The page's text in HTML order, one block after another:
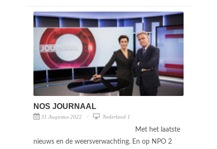
NOS JOURNAAL
31 Augustus 2022 Nederland 1
Met het laatste
nieuws en de weersverwachting. En op NPO 2